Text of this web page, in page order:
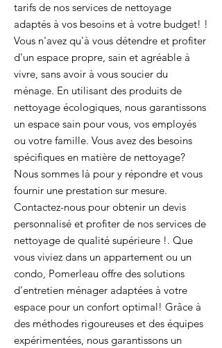
tarifs de nos services de nettoyage
adaptés à vos besoins et à votre budget! !
Vous n'avez qu'à vous détendre et profiter
d'un espace propre, sain et agréable à
vivre, sans avoir à vous soucier du
ménage. En utilisant des produits de
nettoyage écologiques, nous garantissons
un espace sain pour vous, vos employés
ou votre famille. Vous avez des besoins
spécifiques en matière de nettoyage?
Nous sommes là pour y répondre et vous
fournir une prestation sur mesure.
Contactez-nous pour obtenir un devis
personnalisé et profiter de nos services de
nettoyage de qualité supérieure !. Que
vous viviez dans un appartement ou un
condo, Pomerleau offre des solutions
d'entretien ménager adaptées à votre
espace pour un confort optimal! Grâce à
des méthodes rigoureuses et des équipes
expérimentées, nous garantissons un